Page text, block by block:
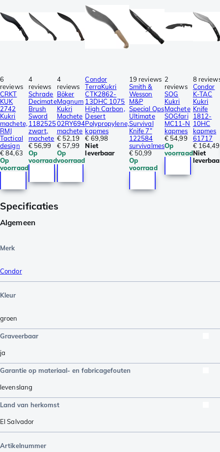
6
reviews
CRKT
KUK
2742
Kukri
machete,
RMJ
Tactical
design
€ 84,63
Op
voorraad
4
reviews
Schrade
Decimate
Brush
Sword
1182525
zwart,
machete
€ 56,99
Op
voorraad
4
reviews
Böker
Magnum
Kukri
Machete
02RY694
machete
€ 52,19
€ 57,99
Op
voorraad
Condor
TerraKukri
CTK2862-
13DHC 1075
High Carbon,
Desert
Polypropylene,
kapmes
€ 69,98
Niet
leverbaar
19 reviews
Smith &
Wesson
M&P
Special Ops
Ultimate
Survival
Knife 7”
122584
survivalmes
€ 50,99
Op
voorraad
2
reviews
SOG
Kukri
Machete
SOGfari
MC11-N
kapmes
€ 54,99
Op
voorraad
8
Condor
K-TAC
Kukri
Knife
1812-
10HC
kapmes
61717
€ 164,49
Niet
Specificaties
Algemeen
Merk
Condor
Kleur
groen
Graveerbaar
ja
Garantie op materiaal- en fabricagefouten
levenslang
Land van herkomst
El Salvador
Artikelnummer